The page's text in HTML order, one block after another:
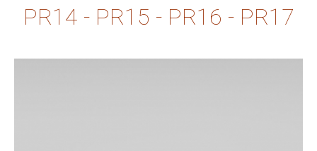
PR14 - PR15 - PR16 - PR17